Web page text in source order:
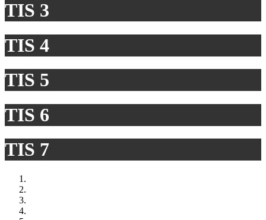
TIS 3
TIS 4
TIS 5
TIS 6
TIS 7